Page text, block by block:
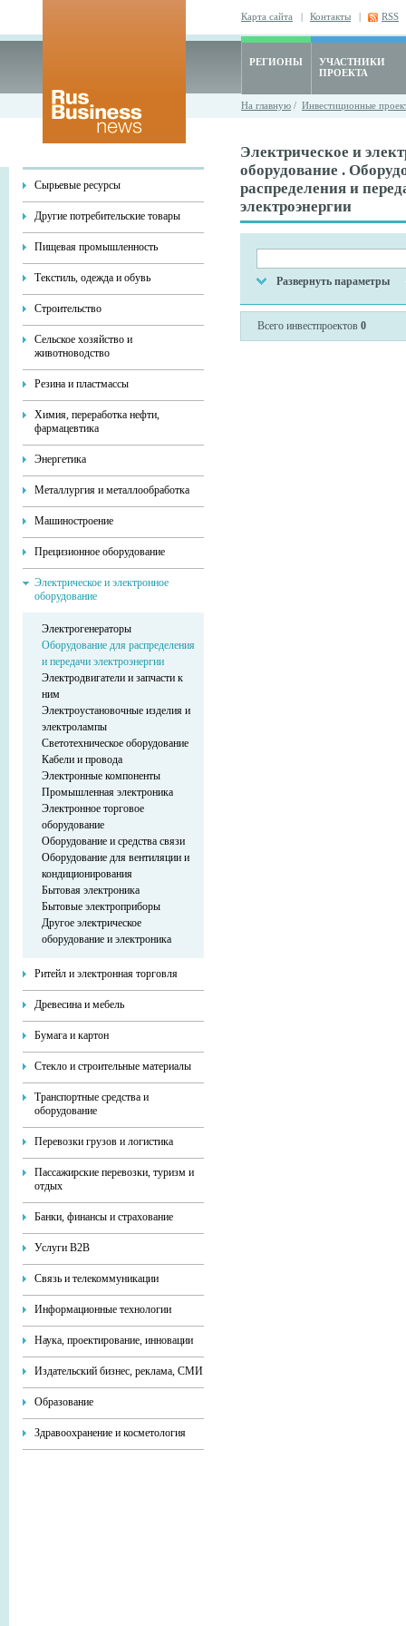
Карта сайта | Контакты | RSS
РЕГИОНЫ
УЧАСТНИКИ
ПРОЕКТА
На главную / Инвестиционные
Сырьевые ресурсы
Другие потребительские товары
Пищевая промышленность
Текстиль, одежда и обувь
Строительство
Сельское хозяйство и
животноводство
Резина и пластмассы
Химия, переработка нефти,
фармацевтика
Энергетика
Металлургия и металлообработка
Машиностроение
Прецизионное оборудование
Электрическое и электронное
оборудование
Электрогенераторы
Оборудование для распределения
и передачи электроэнергии
Электродвигатели и запчасти к
ним
Электроустановочные изделия и
электролампы
Светотехническое оборудование
Кабели и провода
Электронные компоненты
Промышленная электроника
Электронное торговое
оборудование
Оборудование и средства связи
Оборудование для вентиляции и
кондиционирования
Бытовая электроника
Бытовые электроприборы
Другое электрическое
оборудование и электроника
Ритейл и электронная торговля
Древесина и мебель
Бумага и картон
Стекло и строительные материалы
Транспортные средства и
оборудование
Перевозки грузов и логистика
Пассажирские перевозки, туризм и
отдых
Банки, финансы и страхование
Услуги В2В
Связь и телекоммуникации
Информационные технологии
Наука, проектирование, инновации
Издательский бизнес, реклама, СМИ
Образование
Здравоохранение и косметология
Электрическое и
оборудование .
распределения и
электроэнергии
Развернуть параметры
Всего инвестпроектов 0